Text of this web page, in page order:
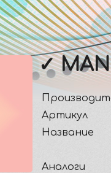
✓ MAN
Артикул
Название
Аналоги